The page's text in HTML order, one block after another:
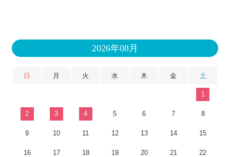
2026年08月
日 月 火 水 木 金 土
1
2 3 4 5 6 7 8
9 10 11 12 13 14 15
16 17 18 19 20 21 22